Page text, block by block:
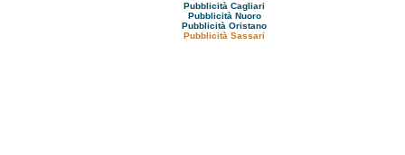
Pubblicità Cagliari
Pubblicità Nuoro
Pubblicità Oristano
Pubblicità Sassari